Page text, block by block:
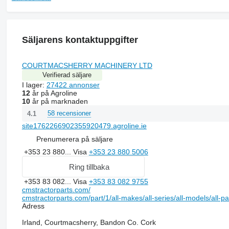
Säljarens kontaktuppgifter
COURTMACSHERRY MACHINERY LTD
Verifierad säljare
I lager: 27422 annonser
12år på Agroline
10år på marknaden
4.1 58 recensioner
site1762266902355920479.agroline.ie
Prenumerera på säljare
+353 23 880... Visa +353 23 880 5006
Ring tillbaka
+353 83 082... Visa +353 83 082 9755
cmstractorparts.com/
cmstractorparts.com/part/1/all-makes/all-series/all-models/all-
Adress
Irland, Courtmacsherry, Bandon Co. Cork